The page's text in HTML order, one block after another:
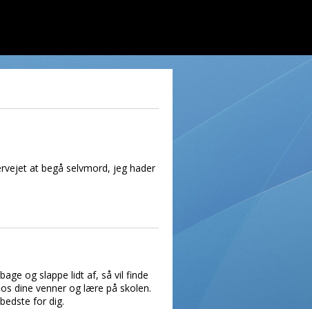
at begå selvmord, jeg hader
og slappe lidt af, så vil finde
dine venner og lære på skolen.
for dig.